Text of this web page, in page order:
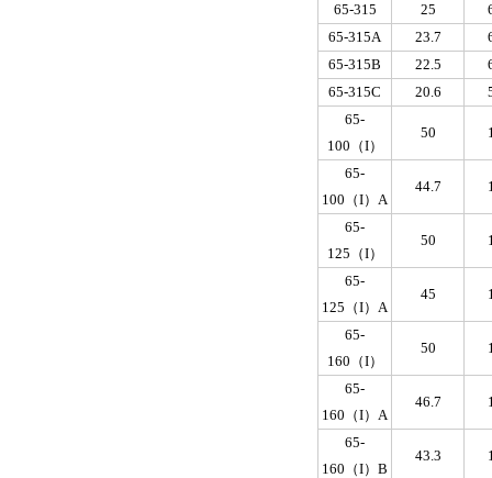
65-315
25
65-315A
23.7
65-315B
22.5
65-315C
20.6
65-
100（I）
50
65-
100（I）A
44.7
65-
125（I）
50
65-
125（I）A
45
65-
160（I）
50
65-
160（I）A
46.7
65-
160（I）B
43.3